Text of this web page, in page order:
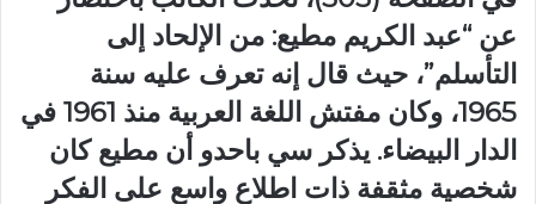
عن “عبد الكريم مطيع: من الإلحاد إلى
التأسلم”، حيث قال إنه تعرف عليه سنة
1965، وكان مفتش اللغة العربية منذ 1961 في
الدار البيضاء. يذكر سي باحدو أن مطيع كان
شخصية مثقفة ذات اطلاع واسع على الفكر